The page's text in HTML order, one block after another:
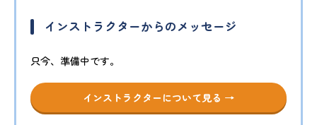
インストラクターからのメッセージ
只今、準備中です。
インストラクターについて見る →